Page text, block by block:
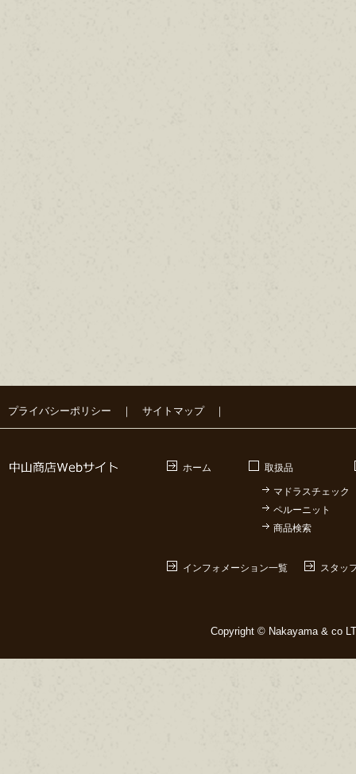
プライバシーポリシー ｜ サイトマップ｜
ホーム 取扱品
マドラスチェック
ペルーニット
商品検索
インフォメーション一覧 スタッ
Copyright © Nakayama & co